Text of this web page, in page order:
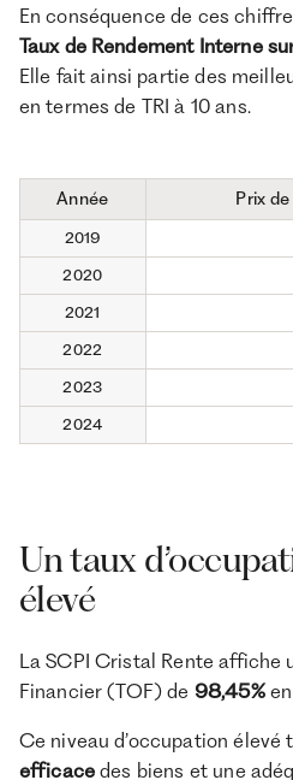
En conséquence de ces
Taux de Rendement Interne
Elle fait ainsi partie des
en termes de TRI à 10 ans.
Année Prix
2019
2020
2021
2022
2023
2024
Un taux
élevé
La SCPI Cristal Rente affiche
Financier (TOF) de 98,45%
Ce niveau d’occupation
efficace des biens et une